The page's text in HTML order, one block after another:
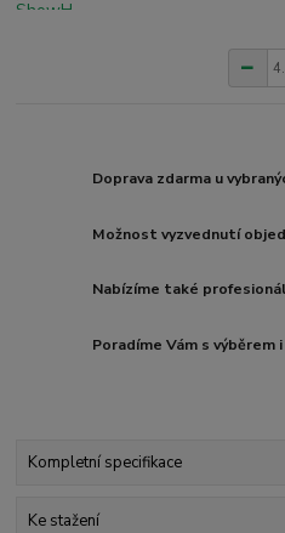
Doprava zdarma u
Možnost vyzvednutí
Nabízíme také
Poradíme Vám s
Kompletní specifikace
Ke stažení